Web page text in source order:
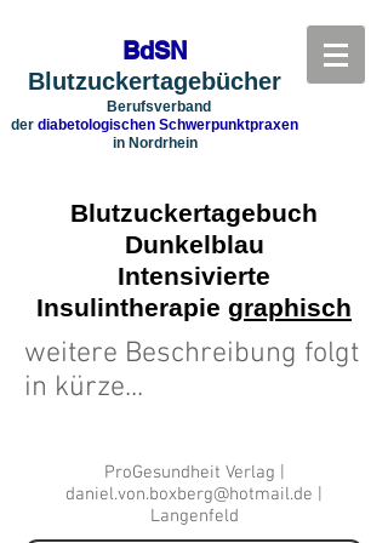
BdSN
Blutzuckertagebücher
Berufsverband
der diabetologischen Schwerpunktpraxen
in Nordrhein
Blutzuckertagebuch
Dunkelblau
Intensivierte
Insulintherapie graphisch
weitere Beschreibung folgt
in kürze...
ProGesundheit Verlag |
daniel.von.boxberg@hotmail.de
Langenfeld